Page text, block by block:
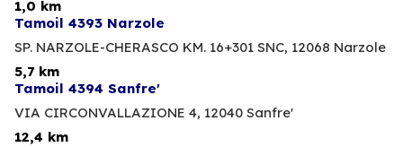
1,0 km
Tamoil 4393 Narzole
SP. NARZOLE-CHERASCO KM. 16+301 SNC, 12068 Narzole
5,7 km
Tamoil 4394 Sanfre'
VIA CIRCONVALLAZIONE 4, 12040 Sanfre'
12,4 km